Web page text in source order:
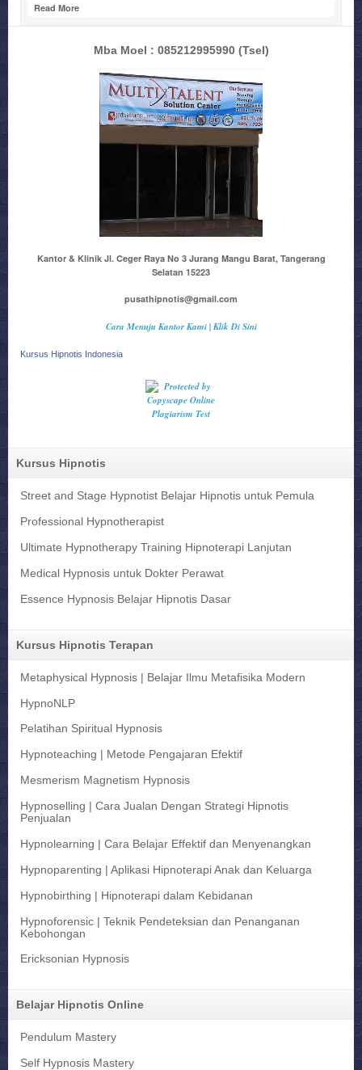
Read More
Mba Moel : 085212995990(Tsel)
Kantor & Klinik Jl. Ceger Raya No 3 Jurang Mangu Barat, Tangerang
Selatan 15223
pusathipnotis@gmail.com
Cara Menuju Kantor Kami | Klik Di Sini
Kursus Hipnotis Indonesia
Kursus Hipnotis
Street and Stage Hypnotist Belajar Hipnotis untuk Pemula
Professional Hypnotherapist
Ultimate Hypnotherapy Training Hipnoterapi Lanjutan
Medical Hypnosis untuk Dokter Perawat
Essence Hypnosis Belajar Hipnotis Dasar
Kursus Hipnotis Terapan
Metaphysical Hypnosis | Belajar Ilmu Metafisika Modern
HypnoNLP
Pelatihan Spiritual Hypnosis
Hypnoteaching | Metode Pengajaran Efektif
Mesmerism Magnetism Hypnosis
Hypnoselling | Cara Jualan Dengan Strategi Hipnotis
Penjualan
Hypnolearning | Cara Belajar Effektif dan Menyenangkan
Hypnoparenting | Aplikasi Hipnoterapi Anak dan Keluarga
Hypnobirthing | Hipnoterapi dalam Kebidanan
Hypnoforensic | Teknik Pendeteksian dan Penanganan
Kebohongan
Ericksonian Hypnosis
Belajar Hipnotis Online
Pendulum Mastery
Self Hypnosis Mastery